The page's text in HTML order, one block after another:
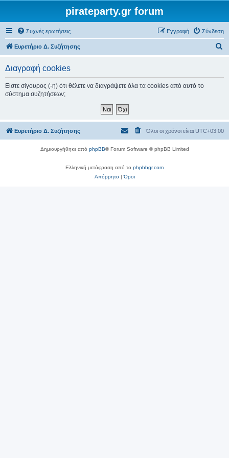
pirateparty.gr forum
Συχνές ερωτήσεις Σύνδεση
Εγγραφή
Ευρετήριο Δ. Συζήτησης
σ
Διαγραφή cookies
Είστε σίγουρος (-η) ότι θέλετε να διαγράψετε όλα τα cookies από αυτό το
σύστημα συζητήσεων;
Ευρετήριο Δ. Συζήτησης Όλοι οι χρόνοι είναι UTC+03:00
Δημιουργήθηκε από phpBB® Forum Software © phpBB Limited
Ελληνική μετάφραση από το phpbbgr.com
Απόρρητο|Όροι